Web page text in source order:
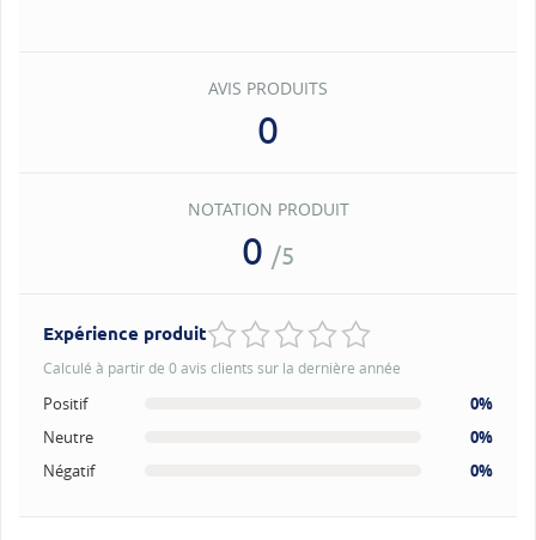
AVIS PRODUITS
0
NOTATION PRODUIT
0 /5
Expérience produit
Calculé à partir de 0 avis clients sur la dernière année
Positif
0%
Neutre
0%
Négatif
0%